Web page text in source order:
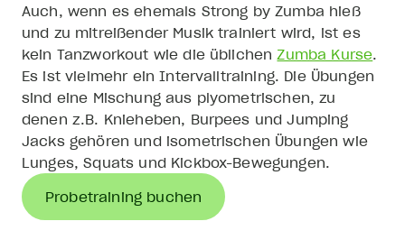
Auch, wenn es ehemals Strong by Zumba hieß
und zu mitreißender Musik trainiert wird, ist es
kein Tanzworkout wie die üblichenZumba Kurse.
Es ist vielmehr ein Intervalltraining. Die Übungen
sind eine Mischung aus plyometrischen, zu
denen z.B. Knieheben, Burpees und Jumping
Jacks gehören und isometrischen Übungen wie
Lunges, Squats und Kickbox-Bewegungen.
Probetraining buchen